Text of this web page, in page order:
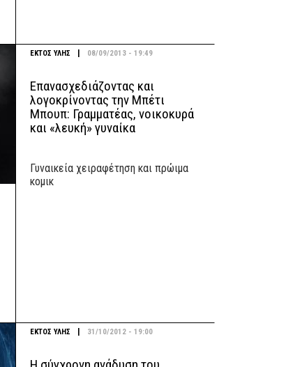
ΕΚΤΟΣ ΥΛΗΣ 08/09/2013 - 19:49
Επανασχεδιάζοντας και
λογοκρίνοντας την Μπέτι
Μπουπ: Γραμματέας, νοικοκυρά
και «λευκή» γυναίκα
Γυναικεία χειραφέτηση και πρώιμα
κομικ
ΕΚΤΟΣ ΥΛΗΣ 31/10/2012 - 19:00